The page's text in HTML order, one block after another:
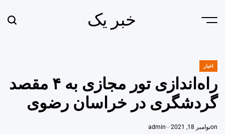
Menu خبر یک
POSTED
اخبار
راه‌اندازی تور مجازی به ۴ مقصد
گردشگری در خراسان رضوی
onنوامبر 18, 2021 admin